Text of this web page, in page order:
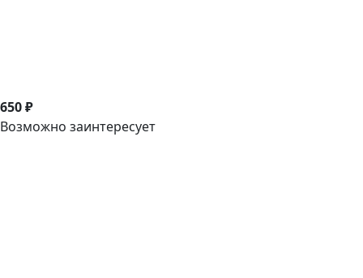
650 ₽
Возможно заинтересует